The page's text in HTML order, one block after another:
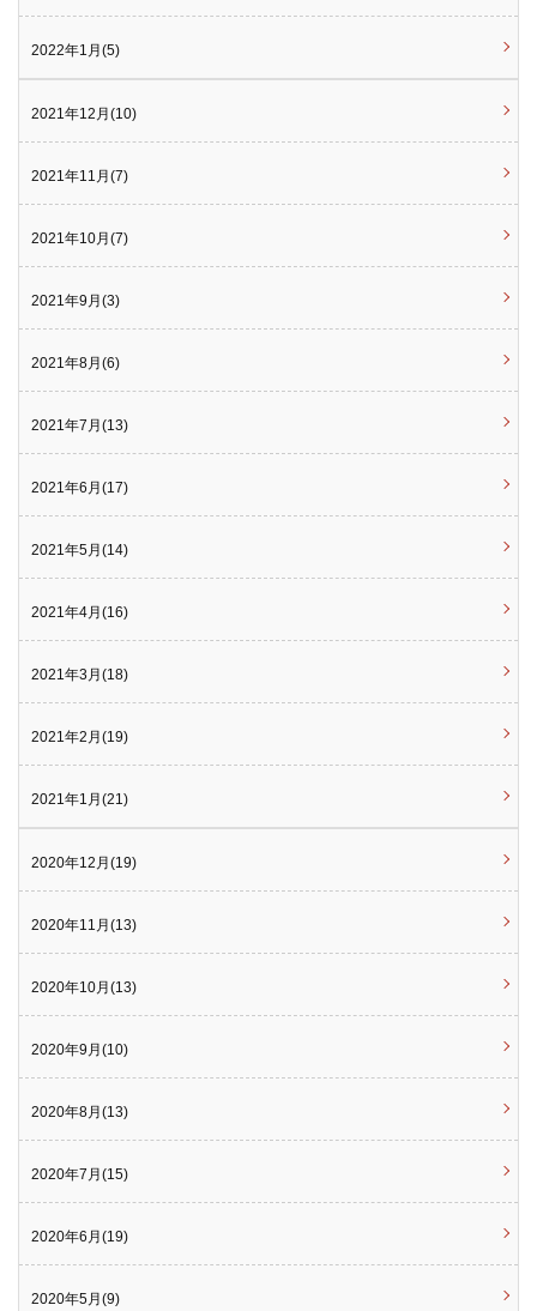
2022年1月(5)
2021年12月(10)
2021年11月(7)
2021年10月(7)
2021年9月(3)
2021年8月(6)
2021年7月(13)
2021年6月(17)
2021年5月(14)
2021年4月(16)
2021年3月(18)
2021年2月(19)
2021年1月(21)
2020年12月(19)
2020年11月(13)
2020年10月(13)
2020年9月(10)
2020年8月(13)
2020年7月(15)
2020年6月(19)
2020年5月(9)